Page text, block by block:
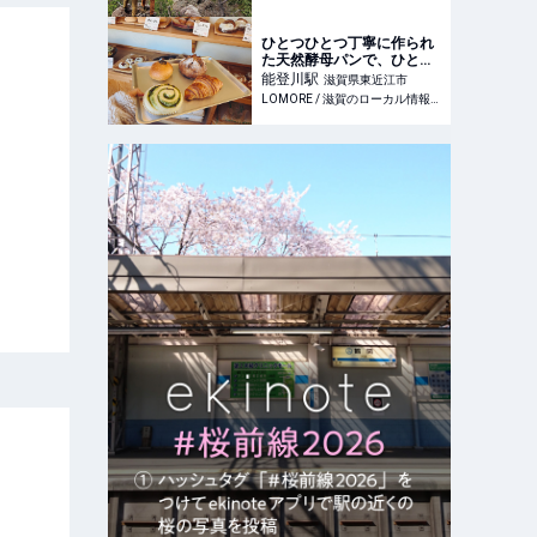
ア、自然派生活の情報源ビ
ーパル
ひとつひとつ丁寧に作られ
た天然酵母パンで、ひとつ
ぶの幸せを / 東近江市佐野
町
能登川駅 滋賀県東近江市
LOMORE / 滋賀のローカル情報を発信するWEBメディア